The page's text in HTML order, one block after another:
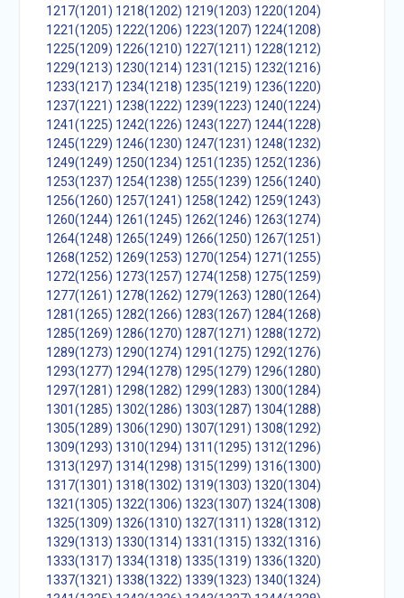
1217(1201) 1218(1202) 1219(1203) 1220(1204)
1221(1205) 1222(1206) 1223(1207) 1224(1208)
1225(1209) 1226(1210) 1227(1211) 1228(1212)
1229(1213) 1230(1214) 1231(1215) 1232(1216)
1233(1217) 1234(1218) 1235(1219) 1236(1220)
1237(1221) 1238(1222) 1239(1223) 1240(1224)
1241(1225) 1242(1226) 1243(1227) 1244(1228)
1245(1229) 1246(1230) 1247(1231) 1248(1232)
1249(1249) 1250(1234) 1251(1235) 1252(1236)
1253(1237) 1254(1238) 1255(1239) 1256(1240)
1256(1260) 1257(1241) 1258(1242) 1259(1243)
1260(1244) 1261(1245) 1262(1246) 1263(1274)
1264(1248) 1265(1249) 1266(1250) 1267(1251)
1268(1252) 1269(1253) 1270(1254) 1271(1255)
1272(1256) 1273(1257) 1274(1258) 1275(1259)
1277(1261) 1278(1262) 1279(1263) 1280(1264)
1281(1265) 1282(1266) 1283(1267) 1284(1268)
1285(1269) 1286(1270) 1287(1271) 1288(1272)
1289(1273) 1290(1274) 1291(1275) 1292(1276)
1293(1277) 1294(1278) 1295(1279) 1296(1280)
1297(1281) 1298(1282) 1299(1283) 1300(1284)
1301(1285) 1302(1286) 1303(1287) 1304(1288)
1305(1289) 1306(1290) 1307(1291) 1308(1292)
1309(1293) 1310(1294) 1311(1295) 1312(1296)
1313(1297) 1314(1298) 1315(1299) 1316(1300)
1317(1301) 1318(1302) 1319(1303) 1320(1304)
1321(1305) 1322(1306) 1323(1307) 1324(1308)
1325(1309) 1326(1310) 1327(1311) 1328(1312)
1329(1313) 1330(1314) 1331(1315) 1332(1316)
1333(1317) 1334(1318) 1335(1319) 1336(1320)
1337(1321) 1338(1322) 1339(1323) 1340(1324)